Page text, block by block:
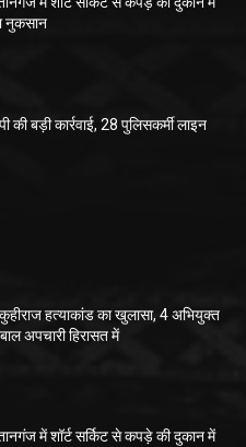
नुकसान
की बड़ी कार्रवाई, 28 पुलिसकर्मी लाइन
हत्याकांड का खुलासा, 4 अभियुक्त
अपचारी हिरासत में
में शॉर्ट सर्किट से कपड़े की दुकान में